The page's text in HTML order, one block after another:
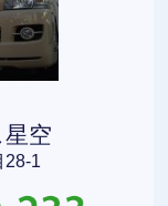
空
28-1